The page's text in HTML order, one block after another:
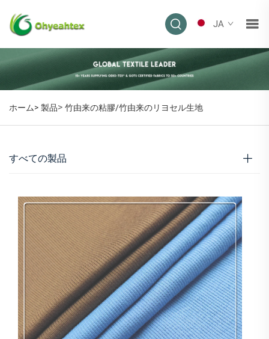
JA
ホーム> 製品> 竹由来の粘膠/竹由来のリヨセル生地
すべての製品